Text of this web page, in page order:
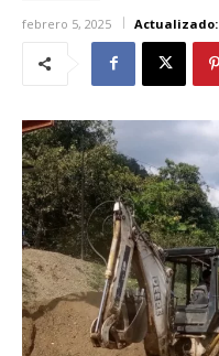
febrero 5, 2025 Actualizado: